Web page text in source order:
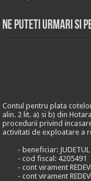
Ne puteti urmari si
Contul pentru plata
alin. 2 lit. a) si b) din
procedurii privind
activitati de exploatare a
- beneficiar: JUDETUL
- cod fiscal: 4205491
- cont virament
- cont virament